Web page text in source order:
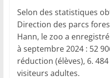
Selon des statistiques
Direction des parcs
Hann, le zoo a
à septembre 2024 : 52
réduction (élèves), 6.
visiteurs adultes.